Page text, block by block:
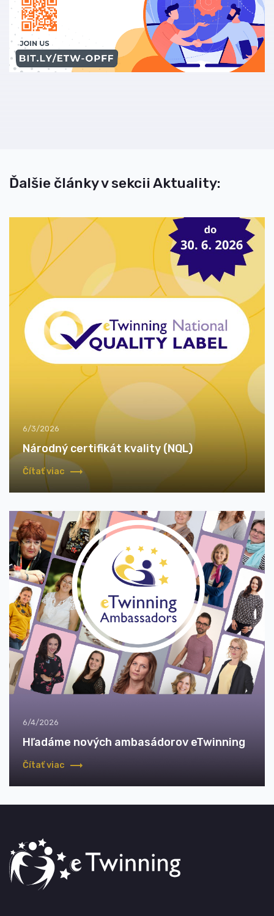
Ďalšie články v sekcii Aktuality:
6/3/2026
Národný certifikát kvality (NQL)
Čítať viac
6/4/2026
Hľadáme nových ambasádorov eTwinning
Čítať viac